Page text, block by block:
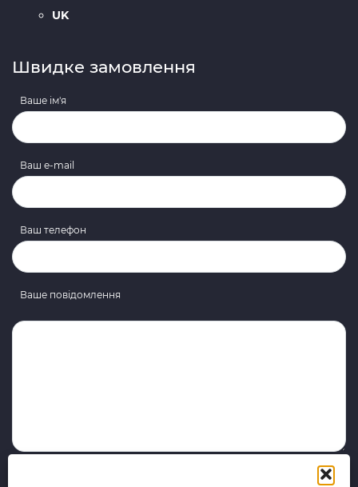
UK
Швидке замовлення
Ваше ім'я
Ваш e-mail
Ваш телефон
Ваше повідомлення